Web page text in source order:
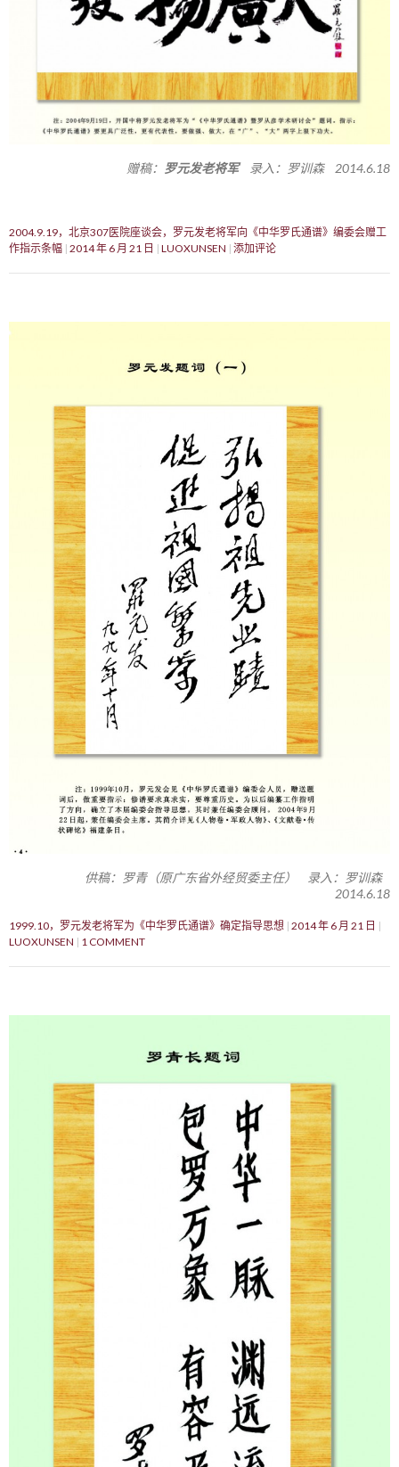
赠稿： 罗元发老将军录入：罗训森 2014.6.18
2004.9.19，北京307医院座谈会，罗元发老将军向《中华罗氏通谱》编委会赠工
作指示条幅 2014 年 6 月 21 日 LUOXUNSEN 添加评论
供稿：罗青（原广东省外经贸委主任） 录入：罗训森
2014.6.18
1999.10，罗元发老将军为《中华罗氏通谱》确定指导思想 2014 年 6 月 21 日
LUOXUNSEN
1 COMMENT